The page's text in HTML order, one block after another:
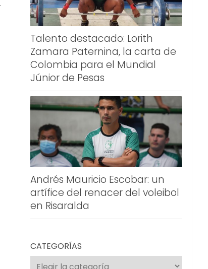
Talento destacado: Lorith
Zamara Paternina, la carta de
Colombia para el Mundial
Júnior de Pesas
Andrés Mauricio Escobar: un
artífice del renacer del voleibol
en Risaralda
CATEGORÍAS
Categorías